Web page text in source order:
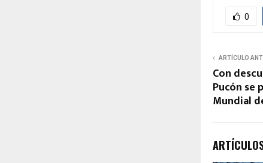
0
ARTÍCULO
Con
Pucón se
Mundial